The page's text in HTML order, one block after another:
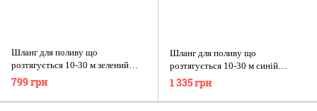
Шланг для поливу що
розтягується 10-30 м зелений
TRICK HOSE
799 грн
Шланг для поливу що
розтягується 10-30 м синій
TRICK HOSE
1 335 грн